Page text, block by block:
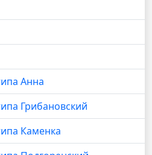
Анна
Грибановский
Каменка